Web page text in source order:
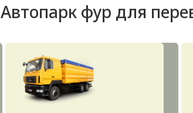
Автопарк фур для